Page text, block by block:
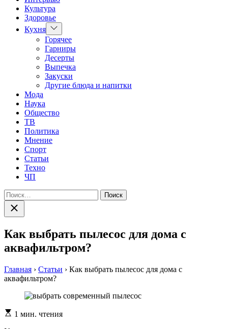
Культура
Здоровье
Кухня Показать
подменю
Горячее
Гарниры
Десерты
Выпечка
Закуски
Другие блюда и напитки
Мода
Наука
Общество
ТВ
Политика
Мнение
Спорт
Статьи
Техно
ЧП
Найти:
Закрыть
поиск
Как выбрать пылесос для дома с
аквафильтром?
Главная › Статьи › Как выбрать пылесос для дома с
аквафильтром?
Расчетное
1 мин. чтения